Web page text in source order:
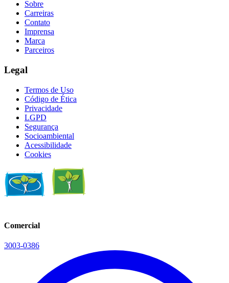
Sobre
Carreiras
Contato
Imprensa
Marca
Parceiros
Legal
Termos de Uso
Código de Ética
Privacidade
LGPD
Segurança
Socioambiental
Acessibilidade
Cookies
Comercial
3003-0386